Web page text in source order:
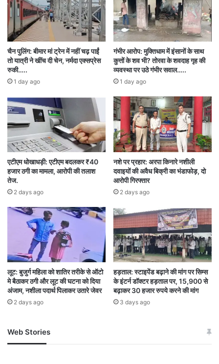
ambikapur news police अपराध
छत्तीसगढ़ फरार आरोपी
चैन पुलिंग: बीमार मां ट्रेन में नहीं चढ़ पाईं
तो यात्री ने खींच दी चेन, नर्मदा एक्सप्रेस
रुकी…..
1 day ago
गंभीर आरोप: मुक्तिधाम में इंसानों के साथ
कुत्तों के शव भी? तोरवा के शवदाह गृह की
व्यवस्था पर उठे गंभीर सवाल…..
1 day ago
एटीएम धोखाधड़ी: एटीएम बदलकर ₹40
हजार ठगी का मामला, आरोपी की तलाश
तेज.
2 days ago
नशे पर प्रहार: अरपा किनारे नशीली
दवाइयों की अवैध बिक्री का भंडाफोड़, दो
आरोपी गिरफ्तार
2 days ago
लूट: बुजुर्ग महिला को शातिर तरीके से ऑटो
मे बैठाकर ठगी और लूट की घटना को दिया
अंजाम, नशीला पदार्थ पिलाकर उतारे जेवर
2 days ago
हड़ताल: स्टाइपेंड बढ़ाने की मांग पर सिम्स
के इंटर्न डॉक्टर हड़ताल पर, 15,900 से
बढ़ाकर 30 हजार रुपये करने की मांग
3 days ago
Web Stories
जम्मू-कश्मीर में बारिश से
अपडेट
खाई में धक्का… आरोपियों ने